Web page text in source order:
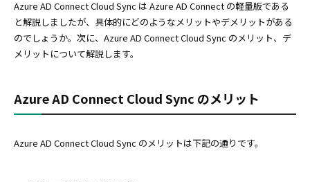
Azure AD Connect Cloud Sync は Azure AD Connect の軽量版である
と解説しましたが、具体的にどのようなメリットやデメリットがある
のでしょうか。次に、Azure AD Connect Cloud Sync のメリット、デ
メリットについて解説します。
Azure AD Connect Cloud Sync のメリット
Azure AD Connect Cloud Sync のメリットは下記の通りです。